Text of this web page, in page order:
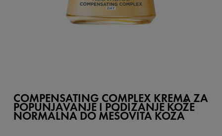
COMPENSATING COMPLEX KREMA ZA
POPUNJAVANJE I PODIZANJE KOŽE
NORMALNA DO MEŠOVITA KOŽA